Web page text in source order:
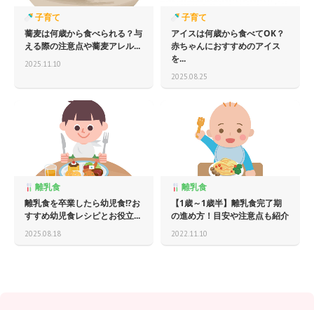
子育て
蕎麦は何歳から食べられる？与
える際の注意点や蕎麦アレル...
2025.11.10
子育て
アイスは何歳から食べてOK？
赤ちゃんにおすすめのアイス
を...
2025.08.25
離乳食
離乳食を卒業したら幼児食!?お
すすめ幼児食レシピとお役立...
2025.08.18
離乳食
【1歳～1歳半】離乳食完了期
の進め方！目安や注意点も紹介
2022.11.10